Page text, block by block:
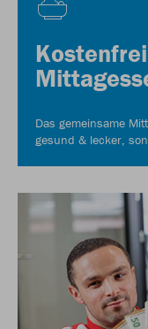
Das gemeinsame
gesund & lecker,